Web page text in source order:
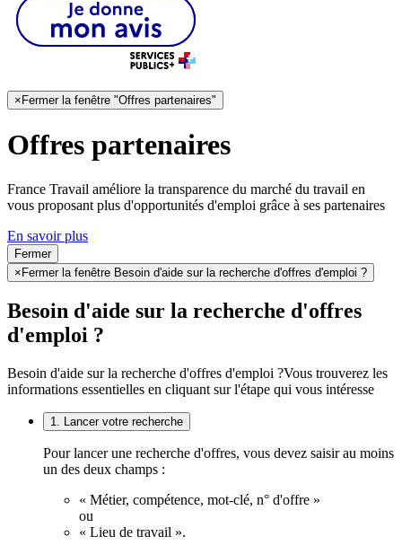
×Fermer la fenêtre "Offres partenaires"
Offres partenaires
France Travail améliore la transparence du marché du travail en
vous proposant plus d'opportunités d'emploi grâce à ses partenaires
En savoir plus
Fermer
×Fermer la fenêtre Besoin d'aide sur la recherche d'offres d'emploi ?
Besoin d'aide sur la recherche d'offres
d'emploi ?
Besoin d'aide sur la recherche d'offres d'emploi ?Vous trouverez les
informations essentielles en cliquant sur l'étape qui vous intéresse
1. Lancer votre recherche
Pour lancer une recherche d'offres, vous devez saisir au moins
un des deux champs :
« Métier, compétence, mot-clé, n° d'offre »
ou
« Lieu de travail ».